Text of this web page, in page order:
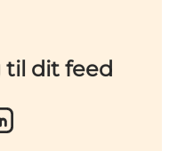
til dit feed